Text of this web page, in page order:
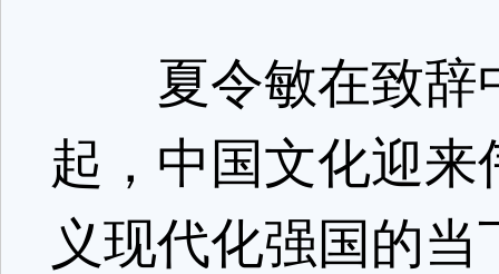
夏令敏在致辞
起，中国文化迎
义现代化强国的